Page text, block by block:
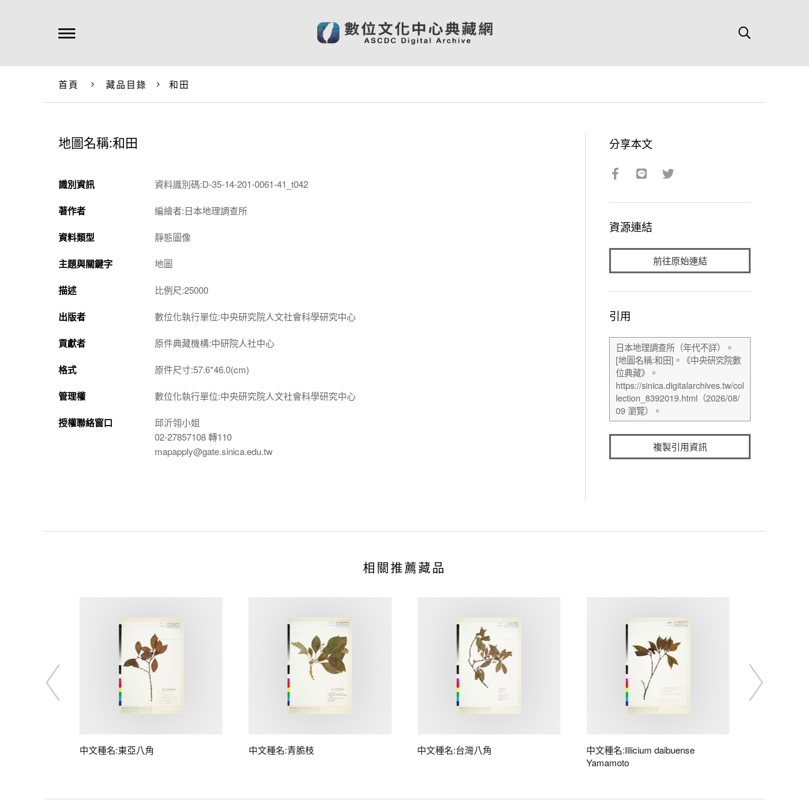
首頁 藏品目錄 和田
地圖名稱:和田
識別資訊 資料識別碼:D-35-14-201-0061-41_t042
著作者 編繪者:日本地理調查所
資料類型 靜態圖像
主題與關鍵字 地圖
描述 比例尺:25000
出版者 數位化執行單位:中央研究院人文社會科學研究中心
貢獻者 原件典藏機構:中研院人社中心
格式 原件尺寸:57.6*46.0(cm)
管理權 數位化執行單位:中央研究院人文社會科學研究中心
授權聯絡窗口
邱沂翎小姐
02-27857108 轉110
mapapply@gate.sinica.edu.tw
分享本文
資源連結
前往原始連結
引用
複製引用資訊
相關推薦藏品
中文種名:東亞八角 中文種名:青脆枝 中文種名:台灣八角
中文種名:Illicium daibuense
Yamamoto